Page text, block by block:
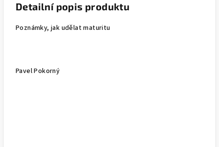
Detailní popis produktu
Poznámky, jak udělat maturitu
Pavel Pokorný